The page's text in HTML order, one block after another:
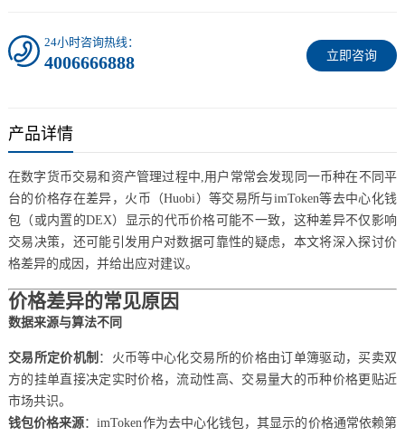
立即咨询
24小时咨询热线：
4006666888
产品详情
在数字货币交易和资产管理过程中,用户常常会发现同一币种在不同平
台的价格存在差异，火币（Huobi）等交易所与imToken等去中心化钱
包（或内置的DEX）显示的代币价格可能不一致，这种差异不仅影响
交易决策，还可能引发用户对数据可靠性的疑虑，本文将深入探讨价
格差异的成因，并给出应对建议。
价格差异的常见原因
数据来源与算法不同
交易所定价机制 ：火币等中心化交易所的价格由订单簿驱动，买卖双
方的挂单直接决定实时价格，流动性高、交易量大的币种价格更贴近
市场共识。
钱包价格来源：imToken作为去中心化钱包，其显示的价格通常依赖第